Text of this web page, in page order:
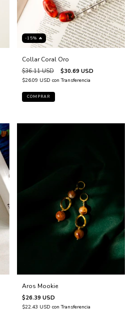
-15% 🔥
Collar Coral Oro
$36.11 USD $30.69 USD
$26.09 USD con Transferencia
Aros Mookie
$26.39 USD
$22.43 USD con Transferencia